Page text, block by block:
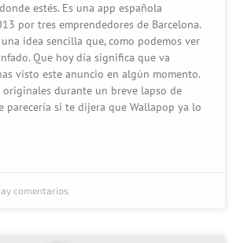
estés. Es una app española
por tres emprendedores de Barcelona.
idea sencilla que, como podemos ver
Que hoy día significa que va
visto este anuncio en algún momento.
originales durante un breve lapso de
parecería si te dijera que Wallapop ya lo
comentarios